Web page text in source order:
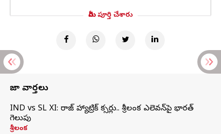
మీరు పూర్తి చేశారు
తాజా వార్తలు
IND vs SL XI: సిరాజ్‌ హ్యాట్రిక్‌ సిక్సర్లు.. శ్రీలంక ఎలెవన్‌పై భారత్‌
గెలుపు
శ్రీలంక